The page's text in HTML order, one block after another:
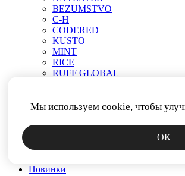
Мы используем cookie, чтобы
ОК
BEZUMSTVO
C-H
CODERED
KUSTO
MINT
RICE
RUFF GLOBAL
МЕЧ
РОДИНА
ФИТИЛЬ
Новинки